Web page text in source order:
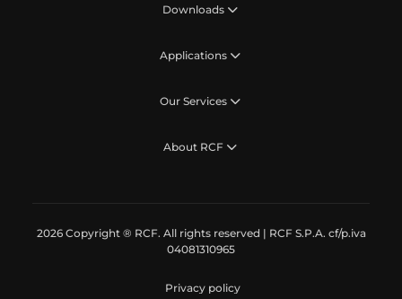
Downloads
Applications
Our Services
About RCF
2026 Copyright ® RCF. All rights reserved | RCF S.P.A. cf/p.iva
04081310965
Privacy policy